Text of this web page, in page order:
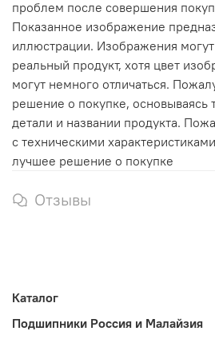
проблем после совершения
Показанное изображение
иллюстрации. Изображения
реальный продукт, хотя цвет
могут немного отличаться.
решение о покупке, основываясь
детали и названии продукта.
с техническими
лучшее решение о покупке
Отзывы
Каталог
Подшипники Россия и Малайзия